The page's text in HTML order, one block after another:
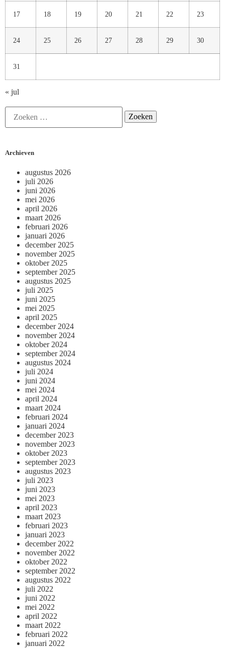
17 18 19 20 21 22 23
24 25 26 27 28 29 30
31
« jul
Archieven
augustus 2026
juli 2026
juni 2026
mei 2026
april 2026
maart 2026
februari 2026
januari 2026
december 2025
november 2025
oktober 2025
september 2025
augustus 2025
juli 2025
juni 2025
mei 2025
april 2025
december 2024
november 2024
oktober 2024
september 2024
augustus 2024
juli 2024
juni 2024
mei 2024
april 2024
maart 2024
februari 2024
januari 2024
december 2023
november 2023
oktober 2023
september 2023
augustus 2023
juli 2023
juni 2023
mei 2023
april 2023
maart 2023
februari 2023
januari 2023
december 2022
november 2022
oktober 2022
september 2022
augustus 2022
juli 2022
juni 2022
mei 2022
april 2022
maart 2022
februari 2022
januari 2022